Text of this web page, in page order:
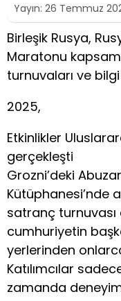
Yayın: 26 Temmuz
Birleşik Rusya,
Maratonu
turnuvaları ve
2025,
Etkinlikler
gerçekleşti
Grozni’deki
Kütüphanesi’nde
satranç turnuvası
cumhuriyetin
yerlerinden
Katılımcılar
zamanda